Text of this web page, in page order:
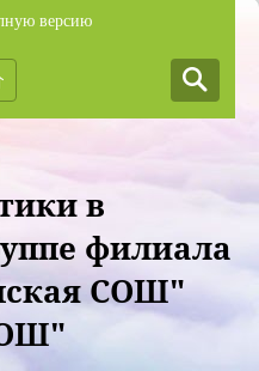
версию
в
филиала
СОШ"